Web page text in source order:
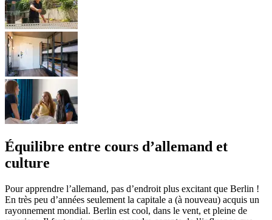
Équilibre entre cours d’allemand et
culture
Pour apprendre l’allemand, pas d’endroit plus excitant que Berlin !
En très peu d’années seulement la capitale a (à nouveau) acquis un
rayonnement mondial. Berlin est cool, dans le vent, et pleine de